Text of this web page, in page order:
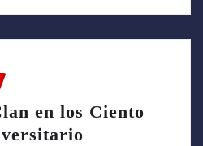
en los Ciento